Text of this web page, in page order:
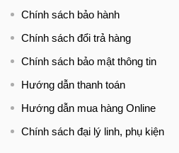
Chính sách bảo hành
Chính sách đổi trả hàng
Chính sách bảo mật thông tin
Hướng dẫn thanh toán
Hướng dẫn mua hàng Online
Chính sách đại lý linh, phụ kiện